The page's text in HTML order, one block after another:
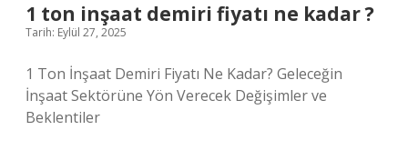
1 ton inşaat demiri fiyatı ne kadar ?
Tarih: Eylül 27, 2025
1 Ton İnşaat Demiri Fiyatı Ne Kadar? Geleceğin
İnşaat Sektörüne Yön Verecek Değişimler ve
Beklentiler